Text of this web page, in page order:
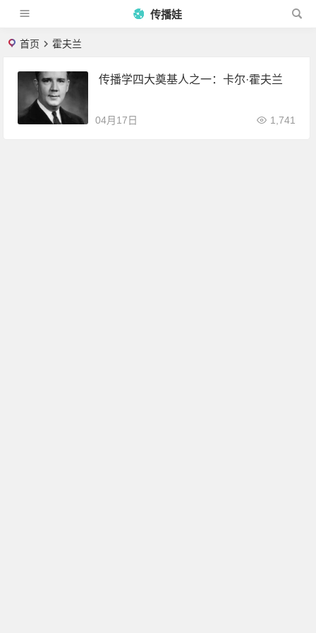
传播娃
首页 霍夫兰
传播学四大奠基人之一：卡尔·霍夫兰
04月17日 1,741